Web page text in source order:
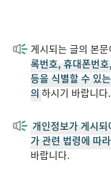
게시되는 글의 본
록번호, 휴대폰번
등을 식별할 수 있
의 하시기 바랍니다.
개인정보가 게시
가 관련 법령에 따
바랍니다.